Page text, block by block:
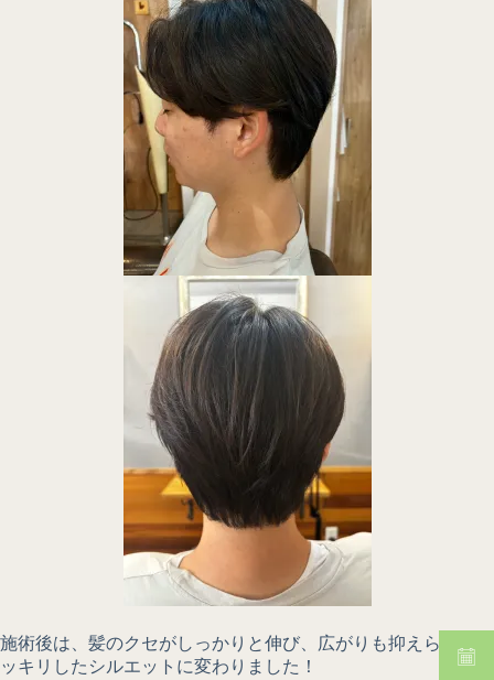
施術後は、髪のクセがしっかりと伸び、広がりも抑えられてス
ッキリしたシルエットに変わりました！